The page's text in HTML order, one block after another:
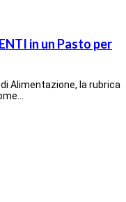
in un Pasto per
Alimentazione, la rubrica